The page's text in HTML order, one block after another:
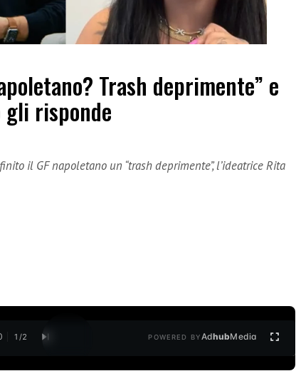
Trash deprimente” e
gli risponde
il GF napoletano un “trash deprimente”, l’ideatrice Rita
1 /2 POWERED BYAdhubMedia